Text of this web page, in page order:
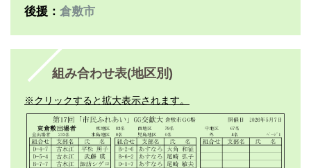
後援： 倉敷市
組み合わせ表(地区別)
※クリックすると拡大表示されます。